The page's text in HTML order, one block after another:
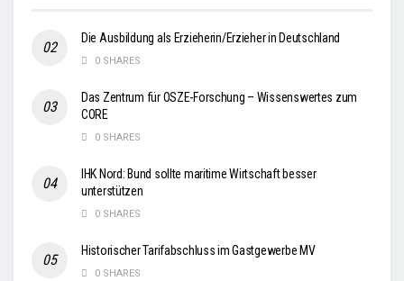
Die Ausbildung als Erzieherin/Erzieher in Deutschland
0 SHARES
Das Zentrum für OSZE-Forschung – Wissenswertes zum
CORE
0 SHARES
IHK Nord: Bund sollte maritime Wirtschaft besser
unterstützen
0 SHARES
Historischer Tarifabschluss im Gastgewerbe MV
0 SHARES